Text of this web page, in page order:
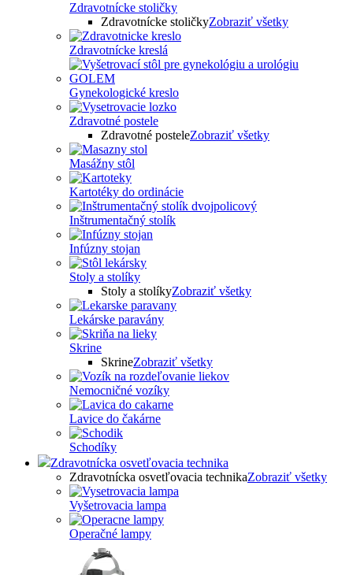
Zdravotnícke stoličky
Zdravotnícke stoličkyZobraziť všetky
Zdravotnícke kreslá
Gynekologické kreslo
Zdravotné postele
Zdravotné posteleZobraziť všetky
Masážny stôl
Kartotéky do ordinácie
Inštrumentačný stolík
Infúzny stojan
Stoly a stolíky
Stoly a stolíkyZobraziť všetky
Lekárske paravány
Skrine
SkrineZobraziť všetky
Nemocničné vozíky
Lavice do čakárne
Schodíky
Zdravotnícka osvetľovacia technika
Zdravotnícka osvetľovacia technikaZobraziť všetky
Vyšetrovacia lampa
Operačné lampy